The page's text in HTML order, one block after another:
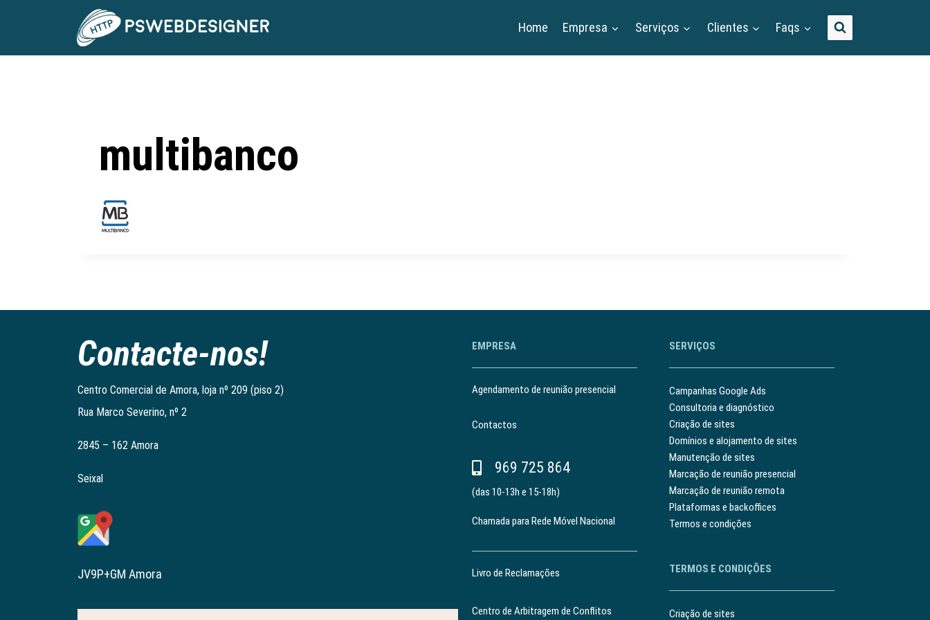
Home Empresa Serviços Clientes Faqs
multibanco
Contacte-nos!
Centro Comercial de Amora, loja nº 209 (piso 2)
Rua Marco Severino, nº 2
2845 – 162 Amora
Seixal
JV9P+GM Amora
EMPRESA
Agendamento de reunião presencial
Contactos
969 725 864
(das 10-13h e 15-18h)
Chamada para Rede Móvel Nacional
Livro de Reclamações
Centro de Arbitragem de Conflitos
SERVIÇOS
Campanhas Google Ads
Consultoria e diagnóstico
Criação de sites
Domínios e alojamento de sites
Manutenção de sites
Marcação de reunião presencial
Marcação de reunião remota
Plataformas e backoffices
Termos e condições
TERMOS E CONDIÇÕES
Criação de sites